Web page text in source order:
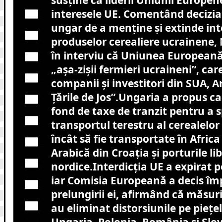
interesele UE. Comentând
ungar de a menţine şi extinde
produselor cerealiere ucrainene,
în interviu că Uniunea
„aşa-zişii fermieri ucraineni”,
companii şi investitori din SUA,
Ţările de Jos”.Ungaria a propus
fond de taxe de tranzit pentru a
transportul terestru al
încât să fie transportate în Africa
Arabică din Croaţia şi porturile
nordice.Interdicţia UE a expirat
iar Comisia Europeană a decis
prelungirii ei, afirmând că
au eliminat distorsiunile pe